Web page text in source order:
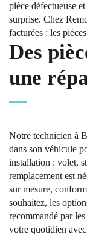
pièce défectueuse
surprise. Chez
facturées : les
Des
une
Notre technicien à
dans son véhicule
installation : volet,
remplacement est
sur mesure,
souhaitez, les
recommandé par
votre quotidien